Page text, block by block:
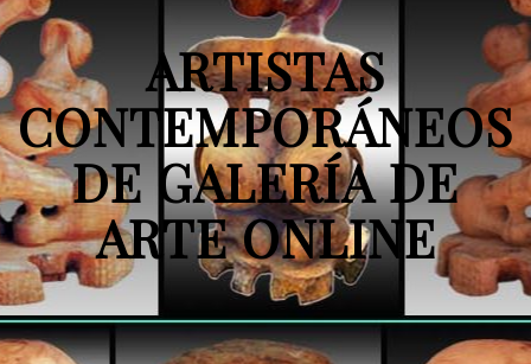
ARTISTAS
CONTEMPORÁNEOS
DE GALERÍA DE
ARTE ONLINE